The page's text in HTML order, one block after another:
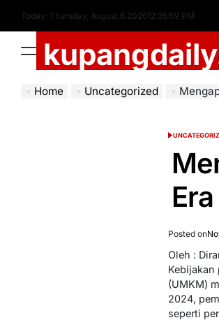
content
Today: Thursday, August 6 202612:36:00 PM
Menu
Home Uncategorized
POSTED
Posted on
Oleh :
(UMKM)
2024,
seperti